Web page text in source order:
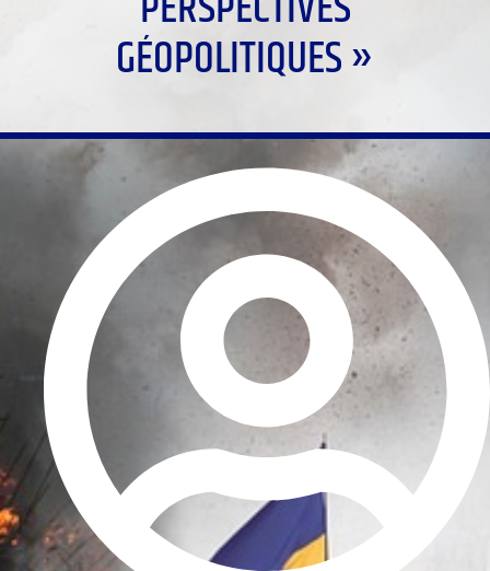
GÉOPOLITIQUES »